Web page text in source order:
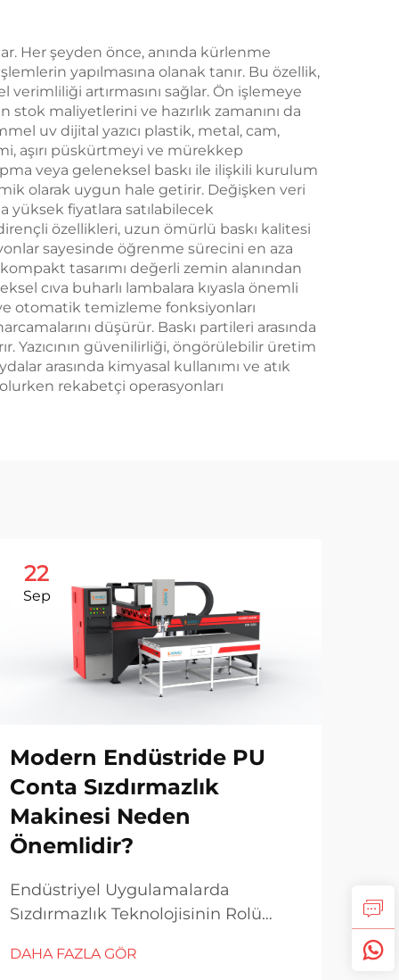
Parçaları Foaming
Sigorta Makinesi /
Robot
Her şeyden önce, anında kürlenme
yapılmasına olanak tanır. Bu özellik,
artırmasını sağlar. Ön işlemeye
maliyetlerini ve hazırlık zamanını da
uv dijital yazıcı plastik, metal, cam,
aşırı püskürtmeyi ve mürekkep
veya geleneksel baskı ile ilişkili kurulum
olarak uygun hale getirir. Değişken veri
fiyatlara satılabilecek
özellikleri, uzun ömürlü baskı kalitesi
sayesinde öğrenme sürecini en aza
tasarımı değerli zemin alanından
cıva buharlı lambalara kıyasla önemli
otomatik temizleme fonksiyonları
düşürür. Baskı partileri arasında
Yazıcının güvenilirliği, öngörülebilir üretim
arasında kimyasal kullanımı ve atık
rekabetçi operasyonları
22
Sep
Modern Endüstride PU
Conta Sızdırmazlık
Makinesi Neden
Önemlidir?
Endüstriyel Uygulamalarda
Sızdırmazlık Teknolojisinin Rolü
sızdırmazlık teknolojisi ürün
DAHA FAZLA GÖR